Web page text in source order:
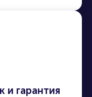
и гарантия